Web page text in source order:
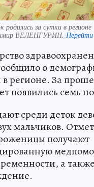
родились за сутки в регионе
ВЕЛЕНГУРИН.
о
в регионе. За
появились семь
среди деток
мальчиков.
получают
а